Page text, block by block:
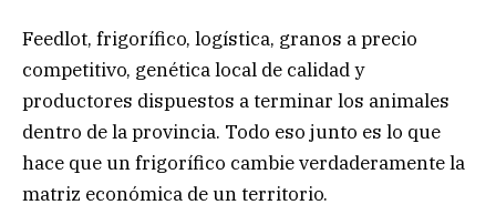
Feedlot, frigorífico, logística, granos a precio
competitivo, genética local de calidad y
productores dispuestos a terminar los animales
dentro de la provincia. Todo eso junto es lo que
hace que un frigorífico cambie verdaderamente la
matriz económica de un territorio.